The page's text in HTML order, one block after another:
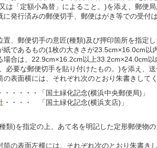
は「定額小為替」によること。)を添え、郵便局
に発行済みの郵便切手、郵便はがき等での受付は
置、郵便切手の意匠(種類)及び押印箇所を指定
紙であるもの(1枚の大きさが23.5cm×16.0cm以
場合は、22.9cm×16.2cm以上33.2cm×24.0cm
必要な郵便切手を貼り付けたもの。)を添え、送
の表面横には、それぞれ次のとおり朱書きしてく
・・・・・・
「国土緑化記念(横浜中央郵便局)」
・・・・
「国土緑化記念(横浜支店)」
類)を指定の上、あて名を明記した定形郵便物
筒の表面左横には、それぞれ次のとおり朱書きし